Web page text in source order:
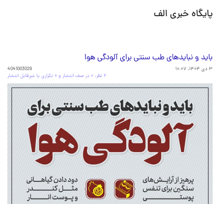
پایگاه خبری الف
باید و نبایدهای طب سنتی برای آلودگی هوا
۳ دی ۱۴۰۴، ۱۰:۰۷
4041003029
۲ نظر، ۰ در صف انتشار و ۰ تکراری یا غیرقابل انتشار